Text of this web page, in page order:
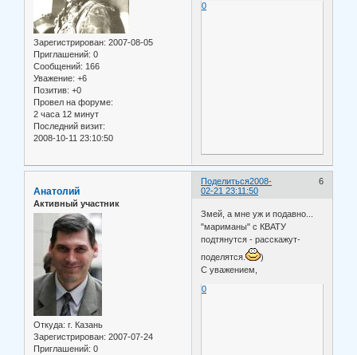
Зарегистрирован: 2007-08-05
Приглашений: 0
Сообщений: 166
Уважение: +6
Позитив: +0
Провел на форуме:
2 часа 12 минут
Последний визит:
2008-10-11 23:10:50
0
Поделиться 6
2008-
02-21 23:11:50
Анатолий
Активный участник
Откуда: г. Казань
Зарегистрирован: 2007-07-24
Приглашений: 0
Змей, а мне уж и подавно...
"мариманы" с КВАТУ
подтянутся - расскажут-
поделятся.
)
С уважением,
0